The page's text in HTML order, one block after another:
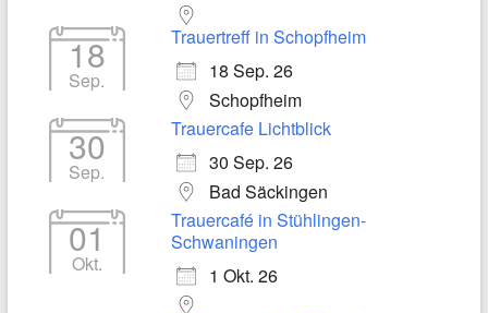
18
Sep.
Trauertreff in Schopfheim
18 Sep. 26
Schopfheim
30
Sep.
Trauercafe Lichtblick
30 Sep. 26
Bad Säckingen
01
Okt.
Trauercafé in Stühlingen-
Schwaningen
1 Okt. 26